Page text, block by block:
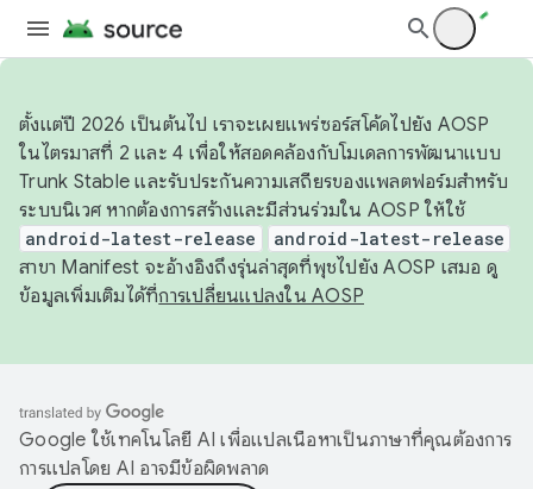
ตั้งแต่ปี 2026 เป็นต้นไป เราจะเผยแพร่ซอร์สโค้ดไปยัง AOSP
ในไตรมาสที่ 2 และ 4 เพื่อให้สอดคล้องกับโมเดลการพัฒนาแบบ
Trunk Stable และรับประกันความเสถียรของแพลตฟอร์มสำหรับ
ระบบนิเวศ หากต้องการสร้างและมีส่วนร่วมใน AOSP ให้ใช้
android-latest-release android-latest-release
สาขา Manifest จะอ้างอิงถึงรุ่นล่าสุดที่พุชไปยัง AOSP เสมอ ดู
ข้อมูลเพิ่มเติมได้ที่การเปลี่ยนแปลงใน AOSP
Google ใช้เทคโนโลยี AI เพื่อแปลเนื้อหาเป็นภาษาที่คุณต้องการ
การแปลโดย AI อาจมีข้อผิดพลาด